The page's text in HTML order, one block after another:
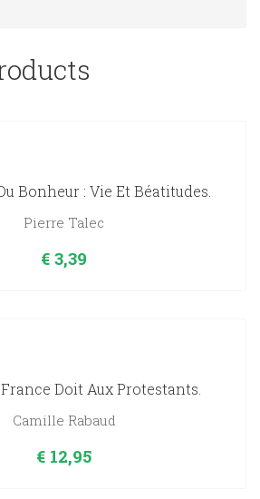
Bonheur : Vie Et Béatitudes.
Pierre Talec
€ 3,39
France Doit Aux Protestants.
Camille Rabaud
€ 12,95